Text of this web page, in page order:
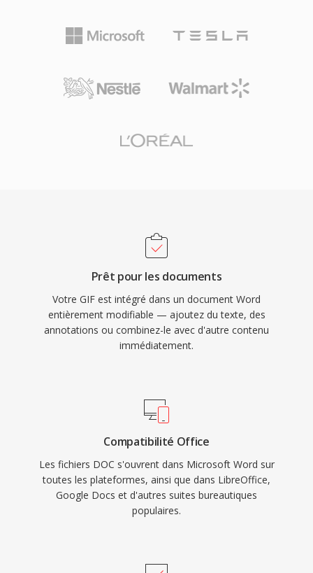
Prêt pour les documents
Votre GIF est intégré dans un document Word
entièrement modifiable — ajoutez du texte, des
annotations ou combinez-le avec d'autre contenu
immédiatement.
Compatibilité Office
Les fichiers DOC s'ouvrent dans Microsoft Word sur
toutes les plateformes, ainsi que dans LibreOffice,
Google Docs et d'autres suites bureautiques
populaires.